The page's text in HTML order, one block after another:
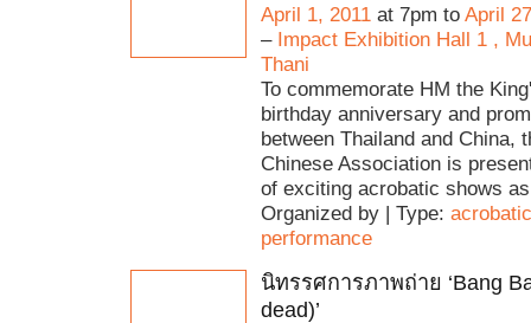
April 1, 2011 at 7pm to April
– Impact Exhibition Hall 1 ,
Thani
To commemorate HM the
birthday anniversary and
between Thailand and China,
Chinese Association is
of exciting acrobatic shows
Organized by | Type: acrobatic
performance
นิทรรศการภาพถ่าย ‘Bang
dead)’